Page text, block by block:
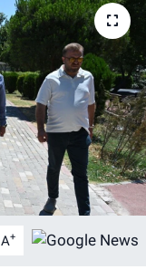
A+